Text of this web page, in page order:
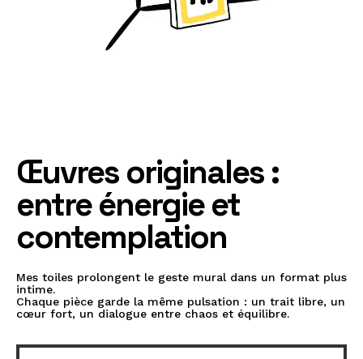
Œuvres originales :
entre énergie et
contemplation
Mes toiles prolongent le geste mural dans un format plus
intime.
Chaque pièce garde la même pulsation : un trait libre, un
cœur fort, un dialogue entre chaos et équilibre.